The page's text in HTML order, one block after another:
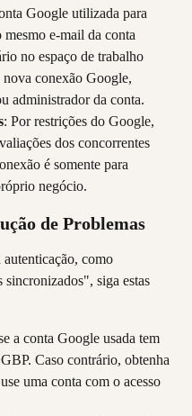
Google utilizada para
mesmo e-mail da conta
no espaço de trabalho
conexão Google,
administrador da conta.
: Por restrições do Google,
dos concorrentes
é somente para
negócio.
de Problemas
autenticação, como
siga estas
a conta Google usada tem
Caso contrário, obtenha
uma conta com o acesso